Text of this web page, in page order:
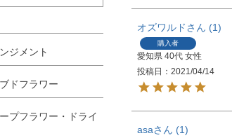
ジメント
ドフラワー
プフラワー・ドライ
オズワルド 1
購入者
愛知県 40代 女性
投稿日
2021/04/14
asa 1